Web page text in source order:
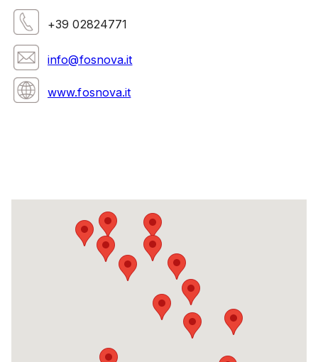
+39 02824771
info@fosnova.it
www.fosnova.it